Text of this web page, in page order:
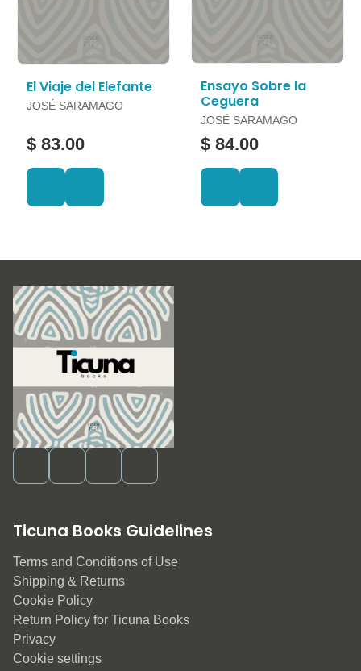
El Viaje del Elefante
JOSÉ SARAMAGO
$ 83.00
Ensayo Sobre la
Ceguera
JOSÉ SARAMAGO
$ 84.00
Ticuna Books Guidelines
Terms and Conditions of Use
Shipping & Returns
Cookie Policy
Return Policy for Ticuna Books
Privacy
Cookie settings